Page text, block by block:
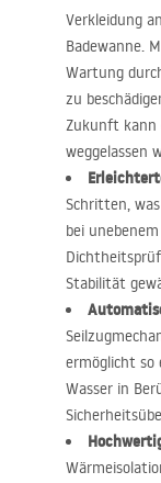
Verkleidung
Badewanne.
Wartung
zu
Zukunft kann
weggelassen
Schritten,
bei
Stabilität
ermöglicht so
Wasser in